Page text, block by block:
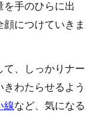
を手のひらに出
につけていきま
て、しっかりナー
わたらせるよう
線など、気になる